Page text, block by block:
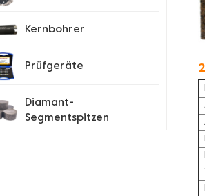
Kernbohrer
Prüfgeräte
Diamant-
Segmentspitzen